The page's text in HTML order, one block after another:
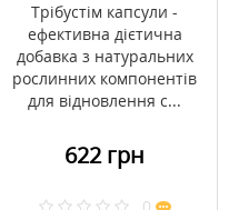
Трібустім капсули -
ефективна дієтична
добавка з натуральних
рослинних компонентів
для відновлення с...
622 грн